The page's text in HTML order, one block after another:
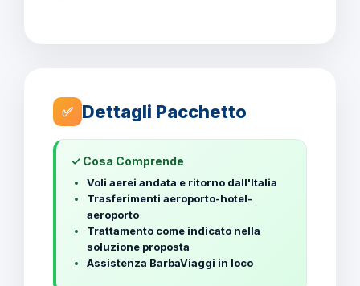
✅ Dettagli Pacchetto
✓ Cosa Comprende
Voli aerei andata e ritorno dall'Italia
Trasferimenti aeroporto-hotel-
aeroporto
Trattamento come indicato nella
soluzione proposta
Assistenza BarbaViaggi in loco